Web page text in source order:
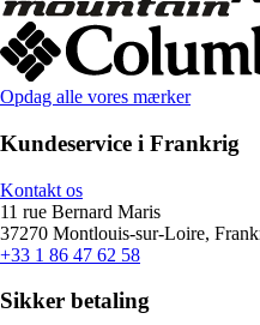
Opdag alle vores mærker
Kundeservice i Frankrig
Kontakt os
11 rue Bernard Maris
37270 Montlouis-sur-Loire,
+33 1 86 47 62 58
Sikker betaling